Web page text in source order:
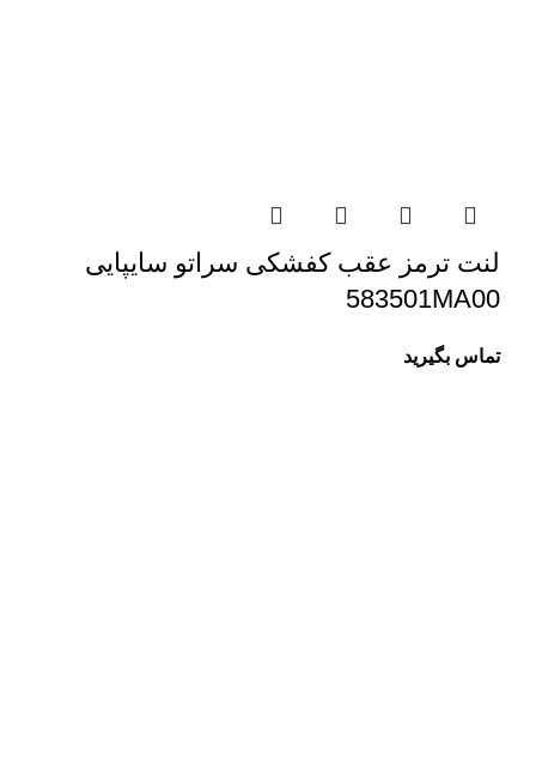
لنت ترمز عقب کفشکی سراتو سایپایی
583501MA00
تماس بگیرید